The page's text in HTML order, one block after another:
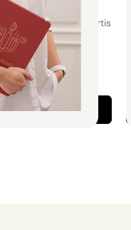
pasiūlymus, sutartis
įmonės įvaizdį ir
Rinktis